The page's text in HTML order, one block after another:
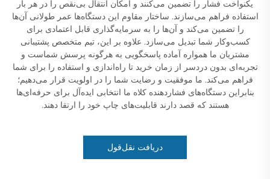
یکنواخت فشار را تضمین می‌کنند و امکان انتقال بی‌نقص را در هر بار
استفاده فراهم می‌سازند. ساختار مقاوم این دستگاه‌ها عمر طولانی آن‌ها
را تضمین می‌کند و آن‌ها را به سرمایه‌گذاری قابل اعتمادی برای
کسب‌وکار شما تبدیل می‌سازد. علاوه بر این، تیم متخصص پشتیبانی
مشتریان ما همواره آماده پاسخگویی به هرگونه پرسش شماست و
تجربه‌ای بدون دردسر از زمان خرید تا راه‌اندازی و استفاده را برای شما
فراهم می‌کند. ما موفقیت و رضایت شما را در اولویت قرار می‌دهیم؛
بنابراین دستگاه‌های فشاردهنده کلاه ما انتخابی ایده‌آل برای حرفه‌ای‌ها
هستند که قصد دارند قابلیت‌های چاپ خود را ارتقا دهند.
دریافت نقل‌قول